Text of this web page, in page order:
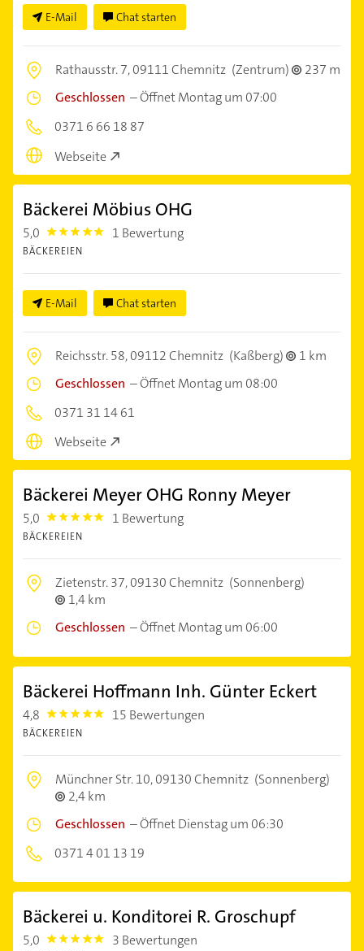
E-Mail Chat starten
Rathausstr. 7,09111 Chemnitz (Zentrum)
237 m
Geschlossen –Öffnet Montag um 07:00
0371 6 66 18 87
Webseite
Bäckerei Möbius OHG
5,0 5.0 1 Bewertung
BÄCKEREIEN
E-Mail Chat starten
Reichsstr. 58,09112 Chemnitz (Kaßberg)
1 km
Geschlossen –Öffnet Montag um 08:00
0371 31 14 61
Webseite
Bäckerei Meyer OHG Ronny Meyer
5,0 5.0 1 Bewertung
BÄCKEREIEN
Zietenstr. 37,09130 Chemnitz (Sonnenberg)
1,4 km
Geschlossen –Öffnet Montag um 06:00
Bäckerei Hoffmann Inh. Günter Eckert
4,8 4.8 15 Bewertungen
BÄCKEREIEN
Münchner Str. 10,09130 Chemnitz (Sonnenberg)
2,4 km
Geschlossen –Öffnet Dienstag um 06:30
0371 4 01 13 19
Bäckerei u. Konditorei R. Groschupf
5,0 5.0 3 Bewertungen